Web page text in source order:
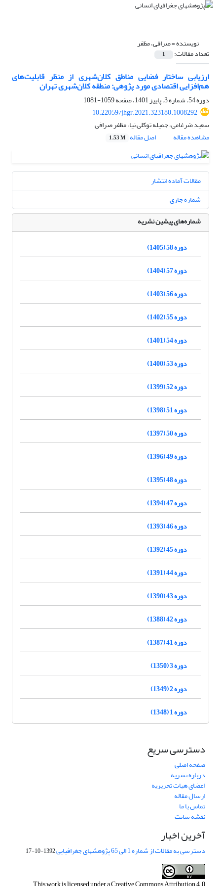
نویسنده =صرافی، مظفر
تعداد مقالات: 1
ارزیابی ساختار فضایی مناطق کلان‌شهری از منظر قابلیت‌های
هم‌افزایی اقتصادی مورد پژوهی: منطقه کلان‌شهری تهران
دوره 54، شماره 3، پاییز 1401، صفحه
1059-1081
10.22059/jhgr.2021.323180.1008292
سعید ضرغامی، جمیله توکلی نیا، مظفر صرافی
مشاهده مقاله
اصل مقاله 1.53 M
مقالات آماده انتشار
شماره جاری
شماره‌های پیشین نشریه
دوره 58 (1405)
دوره 57 (1404)
دوره 56 (1403)
دوره 55 (1402)
دوره 54 (1401)
دوره 53 (1400)
دوره 52 (1399)
دوره 51 (1398)
دوره 50 (1397)
دوره 49 (1396)
دوره 48 (1395)
دوره 47 (1394)
دوره 46 (1393)
دوره 45 (1392)
دوره 44 (1391)
دوره 43 (1390)
دوره 42 (1388)
دوره 41 (1387)
دوره 3 (1350)
دوره 2 (1349)
دوره 1 (1348)
دسترسی سریع
صفحه اصلی
درباره نشریه
اعضای هیات تحریریه
ارسال مقاله
تماس با ما
نقشه سایت
آخرین اخبار
دسترسی به مقالات از شماره 1 الی 65 پژوهشهای جغرافیایی 1392-10-17